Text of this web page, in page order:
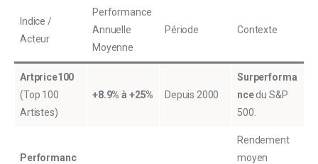
Indice /
Acteur
Performance
Annuelle
Moyenne
Période Contexte
Artprice100
(Top 100
Artistes)
+8.9% à +25% Depuis 2000
Surperforma
ncedu S&P
500.
Performanc
Rendement
moyen